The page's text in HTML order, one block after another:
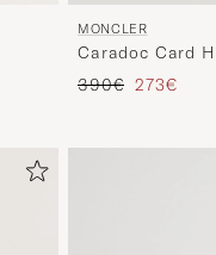
MONCLER
Caradoc Card
Regulärer Preis
390€ 273€